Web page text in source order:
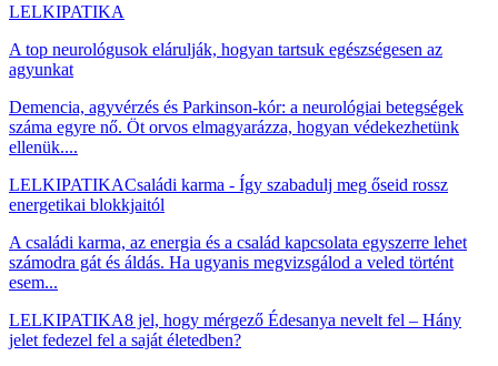
LELKIPATIKA
A top neurológusok elárulják, hogyan tartsuk egészségesen az
agyunkat
Demencia, agyvérzés és Parkinson-kór: a neurológiai betegségek
száma egyre nő. Öt orvos elmagyarázza, hogyan védekezhetünk
ellenük....
LELKIPATIKACsaládi karma - Így szabadulj meg őseid rossz
energetikai blokkjaitól
A családi karma, az energia és a család kapcsolata egyszerre lehet
számodra gát és áldás. Ha ugyanis megvizsgálod a veled történt
esem...
LELKIPATIKA8 jel, hogy mérgező Édesanya nevelt fel – Hány
jelet fedezel fel a saját életedben?